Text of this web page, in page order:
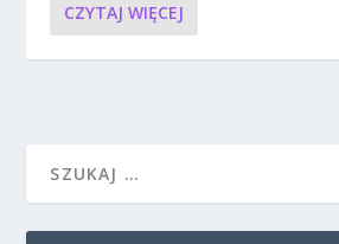
CZYTAJ WIĘCEJ